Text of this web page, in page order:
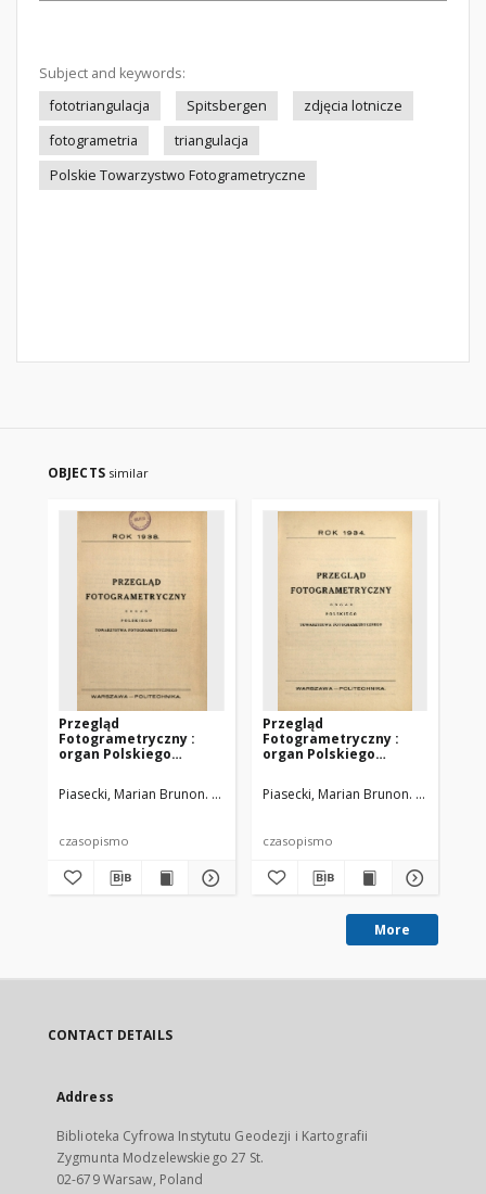
Subject and keywords:
fototriangulacja
Spitsbergen
zdjęcia lotnicze
fotogrametria
triangulacja
Polskie Towarzystwo Fotogrametryczne
OBJECTS similar
Przegląd
Fotogrametryczny :
organ Polskiego
Fotogrametrycznego,
1938
Piasecki, Marian Brunon. Red. Polskie Towarzystwo
czasopismo
Przegląd
Fotogrametryczny :
organ Polskiego
Fotogrametrycznego,
1934
Piasecki, Marian Brunon. Red.
czasopismo
More
CONTACT DETAILS
Address
Biblioteka Cyfrowa Instytutu Geodezji i Kartografii
Zygmunta Modzelewskiego 27 St.
02-679 Warsaw, Poland